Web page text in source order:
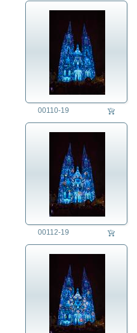
00110-19
00112-19